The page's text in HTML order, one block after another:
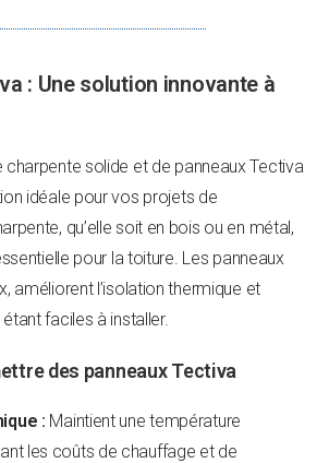
: Une solution innovante à
charpente solide et de panneaux Tectiva
idéale pour vos projets de
qu’elle soit en bois ou en métal,
pour la toiture. Les panneaux
améliorent l’isolation thermique et
faciles à installer.
des panneaux Tectiva
: Maintient une température
les coûts de chauffage et de